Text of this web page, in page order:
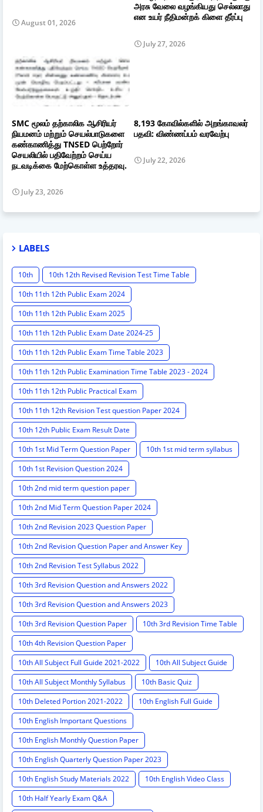
August 01, 2026
அரசு வேலை வழங்கியது செல்லாது
என உயர் நீதிமன்றக் கிளை தீர்ப்பு
July 27, 2026
SMC மூலம் தற்காலிக ஆசிரியர்
நியமனம் மற்றும் செயல்பாடுகளை
கண்காணித்து TNSED பெற்றோர்
செயலியில் பதிவேற்றம் செய்ய
நடவடிக்கை மேற்கொள்ள உத்தரவு.
July 23, 2026
8,193 கோவில்களில் அறங்காவலர்
பதவி: விண்ணப்பம் வரவேற்பு
July 22, 2026
LABELS
10th
10th 12th Revised Revision Test Time Table
10th 11th 12th Public Exam 2024
10th 11th 12th Public Exam 2025
10th 11th 12th Public Exam Date 2024-25
10th 11th 12th Public Exam Time Table 2023
10th 11th 12th Public Examination Time Table 2023 - 2024
10th 11th 12th Public Practical Exam
10th 11th 12th Revision Test question Paper 2024
10th 12th Public Exam Result Date
10th 1st Mid Term Question Paper
10th 1st mid term syllabus
10th 1st Revision Question 2024
10th 2nd mid term question paper
10th 2nd Mid Term Question Paper 2024
10th 2nd Revision 2023 Question Paper
10th 2nd Revision Question Paper and Answer Key
10th 2nd Revision Test Syllabus 2022
10th 3rd Revision Question and Answers 2022
10th 3rd Revision Question and Answers 2023
10th 3rd Revision Question Paper
10th 3rd Revision Time Table
10th 4th Revision Question Paper
10th All Subject Full Guide 2021-2022
10th All Subject Guide
10th All Subject Monthly Syllabus
10th Basic Quiz
10th Deleted Portion 2021-2022
10th English Full Guide
10th English Important Questions
10th English Monthly Question Paper
10th English Quarterly Question Paper 2023
10th English Study Materials 2022
10th English Video Class
10th Half Yearly Exam Q&A